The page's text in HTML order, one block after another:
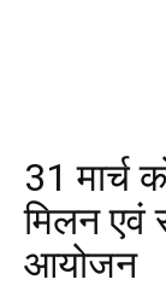
31 मार्च
मिलन एवं
आयोजन